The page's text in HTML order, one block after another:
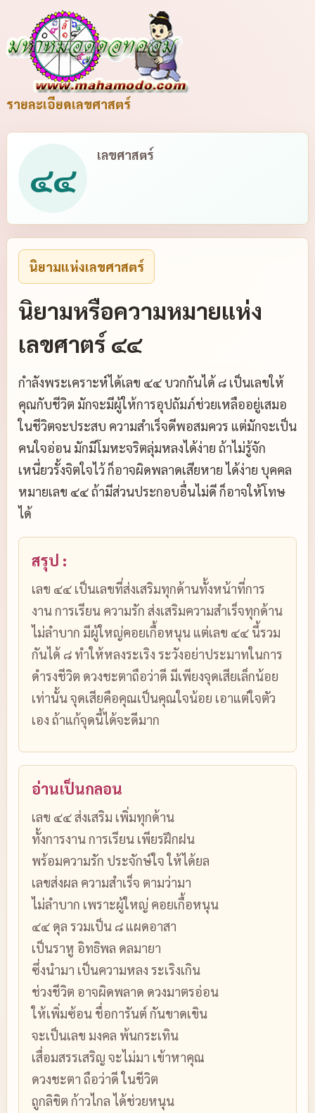
รายละเอียดเลขศาสตร์
๔๔
เลขศาสตร์
นิยามแห่งเลขศาสตร์
นิยามหรือความหมายแห่ง
เลขศาตร์ ๔๔
กำลังพระเคราะห์ได้เลข ๔๔ บวกกันได้ ๘ เป็นเลขให้
คุณกับชีวิต มักจะมีผู้ให้การอุปถัมภ์ช่วยเหลืออยู่เสมอ
ในชีวิตจะประสบ ความสำเร็จดีพอสมควร แต่มักจะเป็น
คนใจอ่อน มักมีโมหะจริตลุ่มหลงได้ง่าย ถ้าไม่รู้จัก
เหนี่ยวรั้งจิตใจไว้ ก็อาจผิดพลาดเสียหาย ได้ง่าย บุคคล
หมายเลข ๔๔ ถ้ามีส่วนประกอบอื่นไม่ดี ก็อาจให้โทษ
ได้
สรุป :
เลข ๔๔ เป็นเลขที่ส่งเสริมทุกด้านทั้งหน้าที่การ
งาน การเรียน ความรัก ส่งเสริมความสำเร็จทุกด้าน
ไม่ลำบาก มีผู้ใหญ่คอยเกื้อหนุน แต่เลข ๔๔ นี้รวม
กันได้ ๘ ทำให้หลงระเริง ระวังอย่าประมาทในการ
ดำรงชีวิต ดวงชะตาถือว่าดี มีเพียงจุดเสียเล็กน้อย
เท่านั้น จุดเสียคือคุณเป็นคุณใจน้อย เอาแต่ใจตัว
เอง ถ้าแก้จุดนี้ได้จะดีมาก
อ่านเป็นกลอน
เลข ๔๔ ส่งเสริม เพิ่มทุกด้าน
ทั้งการงาน การเรียน เพียรฝึกฝน
พร้อมความรัก ประจักษ์ใจ ให้ได้ยล
เลขส่งผล ความสำเร็จ ตามว่ามา
ไม่ลำบาก เพราะผู้ใหญ่ คอยเกื้อหนุน
๔๔ ดุล รวมเป็น ๘ แผดอาสา
เป็นราหู อิทธิพล ดลมายา
ซึ่งนำมา เป็นความหลง ระเริงเกิน
ช่วงชีวิต อาจผิดพลาด ดวงมาตรอ่อน
ให้เพิ่มซ้อน ชื่อการันต์ กันขาดเขิน
จะเป็นเลข มงคล พ้นกระเทิน
เสื่อมสรรเสริญ จะไม่มา เข้าหาคุณ
ดวงชะตา ถือว่าดี ในชีวิต
ถูกลิขิต ก้าวไกล ได้ช่วยหนุน